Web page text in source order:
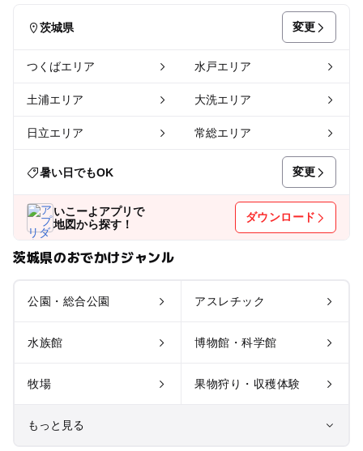
茨城県 変更
つくばエリア 水戸エリア
土浦エリア 大洗エリア
日立エリア 常総エリア
暑い日でもOK 変更
いこーよアプリで
地図から探す！
ダウンロード
茨城県のおでかけジャンル
公園・総合公園 アスレチック
水族館 博物館・科学館
牧場 果物狩り・収穫体験
もっと見る